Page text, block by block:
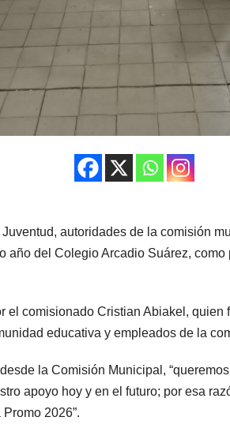
autoridades de la comisión
año del Colegio Arcadio Suárez,
el comisionado Cristian Abiakel,
educativa y empleados de la
la Comisión Municipal,
apoyo hoy y en el futuro; por esa
2026”.